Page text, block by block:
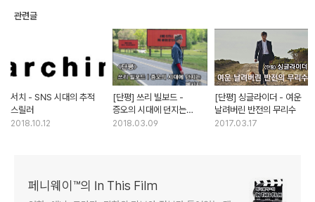
관련글
서치 - SNS 시대의 추적
스릴러
2018.10.12
[단평] 쓰리 빌보드 -
증오의 시대에 던지는
메시지
2018.03.09
[단평] 싱글라이더 - 여운
날려버린 반전의 무리수
2017.03.17
페니웨이™의 In This Film